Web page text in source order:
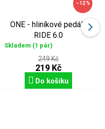
–12 %
ONE - hliníkové pedály
RIDE 6.0
Skladem (1 pár)
249 Kč
219 Kč
Do košíku